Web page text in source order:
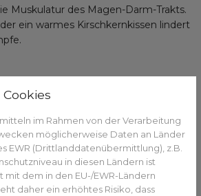
Muskulatur des Magen-Darm-Trakts.
ein warmes Kirschkernkissen lindert
Speichelfluss und die
(zum Beispiel aus der
Gemüse wie Chicorée und Rucola.
Essen
aber entscheidender Faktor ist die
im Rahmen von der Verarbeitung
möglicherweise Daten an Länder
EWR (Drittlanddatenübermittlung), z.B.
in diesen Ländern ist
dem in den EU-/EWR-Ländern
daher ein erhöhtes Risiko, dass